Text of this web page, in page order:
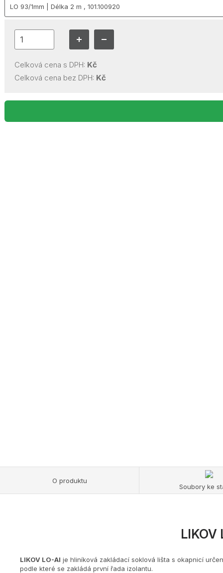
Celková cena s DPH: Kč
Celková cena bez DPH: Kč
O produktu
Soubory ke
LIKOV
LIKOV LO-Al je hliníková zakládací soklová lišta s okapnicí
podle které se zakládá první řada izolantu.